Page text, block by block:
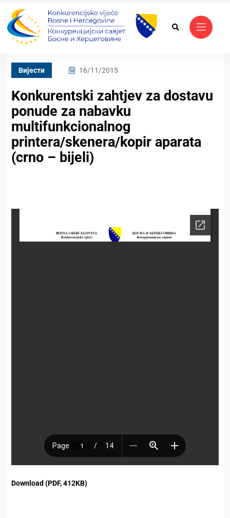
Вијести 16/11/2015
Konkurentski zahtjev za dostavu
ponude za nabavku
multifunkcionalnog
printera/skenera/kopir aparata
(crno – bijeli)
Download (PDF, 412KB)